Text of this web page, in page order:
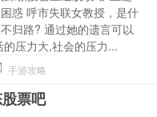
惑 呼市失联女教授，是什
归路? 通过她的遗言可以
的压力大,社会的压力...
手游攻略
票吧